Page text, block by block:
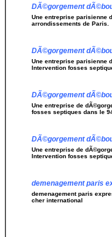
DÃ©gorgement
Une entreprise parisienne
arrondissements de Paris.
DÃ©gorgement
Une entreprise parisienne
Intervention fosses
DÃ©gorgement
Une entreprise de
fosses septiques dans le
DÃ©gorgement
Une entreprise de
Intervention fosses
demenagement paris
demenagement paris
cher international